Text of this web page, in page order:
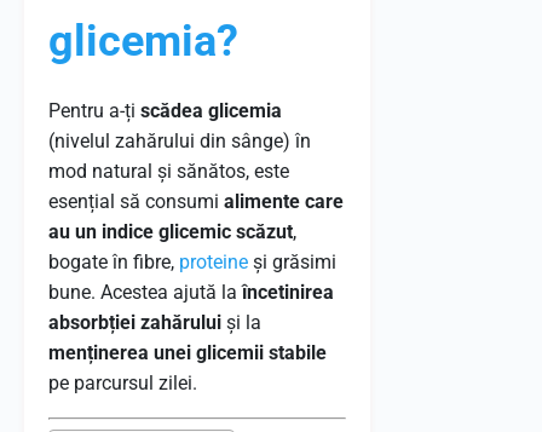
glicemia?
Pentru a-ți scădea glicemia
(nivelul zahărului din sânge) în
mod natural și sănătos, este
esențial să consumi alimente care
au un indice glicemic scăzut,
bogate în fibre, proteine și grăsimi
bune. Acestea ajută laîncetinirea
absorbției zahărului și la
menținerea unei glicemii stabile
pe parcursul zilei.